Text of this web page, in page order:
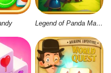
Legend of Panda Match 3 & Battle